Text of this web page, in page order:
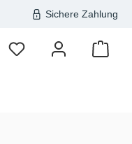
Sichere Zahlung